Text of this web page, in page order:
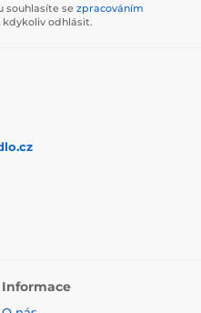
souhlasíte se zpracováním
kdykoliv odhlásit.
Informace